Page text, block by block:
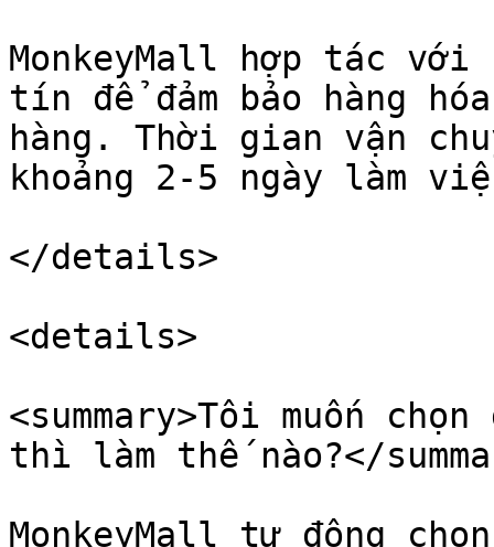
MonkeyMall hợp tác
tín để đảm bảo hàng
hàng. Thời gian vận
khoảng 2-5 ngày làm
</details>
<details>
<summary>Tôi muốn
thì làm thế nào?</
MonkeyMall tự động